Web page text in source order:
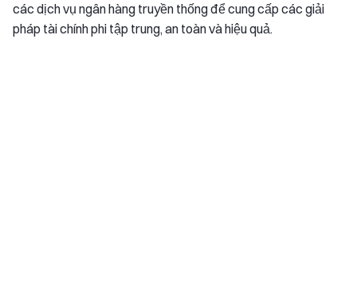
các dịch vụ ngân hàng truyền thống để cung cấp các giải
pháp tài chính phi tập trung, an toàn và hiệu quả.